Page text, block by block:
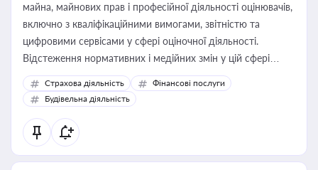
майна, майнових прав і професійної діяльності оцінювачів,
включно з кваліфікаційними вимогами, звітністю та
цифровими сервісами у сфері оціночної діяльності.
Відстеження нормативних і медійних змін у цій сфері
корисне для власника бізнесу, керівника, юриста або
бухгалтера під час оподаткування, приватизації, оренди
державного майна, корпоративних угод і перевірки
статусу суб'єктів оціночної діяльності
Страхова діяльність
Фінансові послуги
Будівельна діяльність